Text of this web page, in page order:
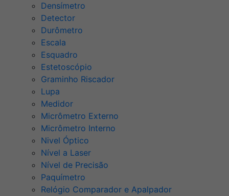
Densímetro
Detector
Durômetro
Escala
Esquadro
Estetoscópio
Graminho Riscador
Lupa
Medidor
Micrômetro Externo
Micrômetro Interno
Nivel Óptico
Nível a Laser
Nível de Precisão
Paquímetro
Relógio Comparador e Apalpador